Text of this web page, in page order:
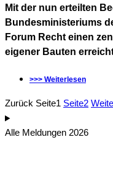
Mit der nun erteilten
Bundesministeriums
Forum Recht einen
eigener Bauten
>>> Weiterlesen
Zurück Seite1 Seite2
Alle Meldungen 2026